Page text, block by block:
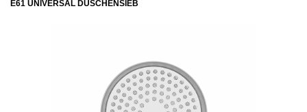
E61 UNIVERSAL DUSCHENSIEB